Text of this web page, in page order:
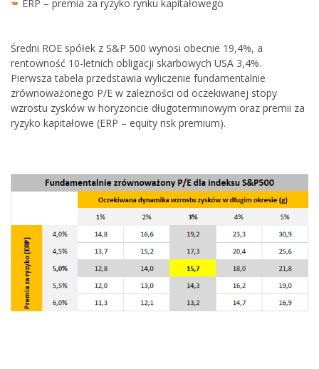
ERP – premia za ryzyko rynku kapitałowego
Średni ROE spółek z S&P 500 wynosi obecnie 19,4%, a
rentowność 10-letnich obligacji skarbowych USA 3,4%.
Pierwsza tabela przedstawia wyliczenie fundamentalnie
zrównoważonego P/E w zależności od oczekiwanej stopy
wzrostu zysków w horyzoncie długoterminowym oraz premii za
ryzyko kapitałowe (ERP – equity risk premium).